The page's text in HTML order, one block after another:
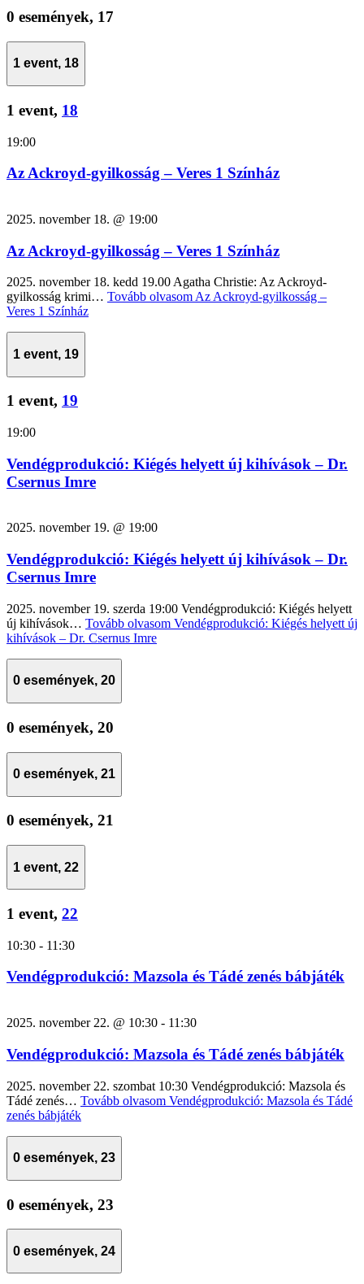
0 események, 17
1 event, 18
1 event, 18
19:00
Az Ackroyd-gyilkosság – Veres 1 Színház
2025. november 18. @ 19:00
Az Ackroyd-gyilkosság – Veres 1 Színház
2025. november 18. kedd 19.00 Agatha Christie: Az Ackroyd-
gyilkosság krimi… Tovább olvasom Az Ackroyd-gyilkosság –
Veres 1 Színház
1 event, 19
1 event, 19
19:00
Vendégprodukció: Kiégés helyett új kihívások – Dr.
Csernus Imre
2025. november 19. @ 19:00
Vendégprodukció: Kiégés helyett új kihívások – Dr.
Csernus Imre
2025. november 19. szerda 19:00 Vendégprodukció: Kiégés helyett
új kihívások… Tovább olvasom Vendégprodukció: Kiégés helyett új
kihívások – Dr. Csernus Imre
0 események, 20
0 események, 20
0 események, 21
0 események, 21
1 event, 22
1 event, 22
10:30 - 11:30
Vendégprodukció: Mazsola és Tádé zenés bábjáték
2025. november 22. @ 10:30 - 11:30
Vendégprodukció: Mazsola és Tádé zenés bábjáték
2025. november 22. szombat 10:30 Vendégprodukció: Mazsola és
Tádé zenés… Tovább olvasom Vendégprodukció: Mazsola és Tádé
zenés bábjáték
0 események, 23
0 események, 23
0 események, 24